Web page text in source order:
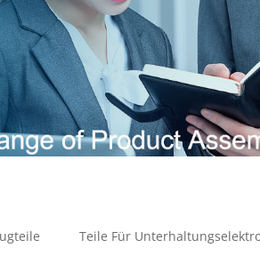
Teile Für